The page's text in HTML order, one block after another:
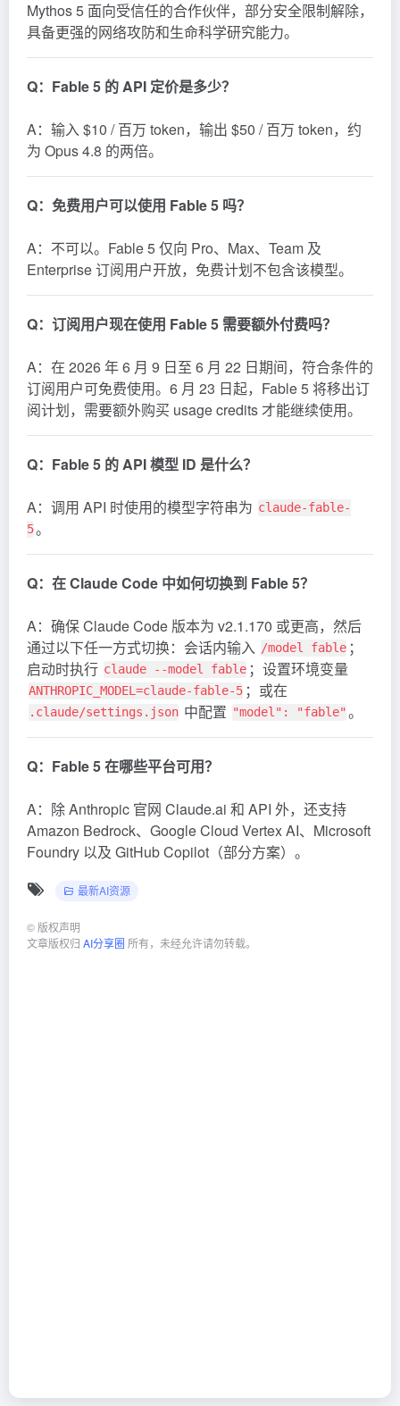
Mythos 5 面向受信任的合作伙伴，部分安全限制解除，
具备更强的网络攻防和生命科学研究能力。
Q：Fable 5 的 API 定价是多少？
A：输入 $10 / 百万 token，输出 $50 / 百万 token，约
为 Opus 4.8 的两倍。
Q：免费用户可以使用 Fable 5 吗？
A：不可以。Fable 5 仅向 Pro、Max、Team 及
Enterprise 订阅用户开放，免费计划不包含该模型。
Q：订阅用户现在使用 Fable 5 需要额外付费吗？
A：在 2026 年 6 月 9 日至 6 月 22 日期间，符合条件的
订阅用户可免费使用。6 月 23 日起，Fable 5 将移出订
阅计划，需要额外购买 usage credits 才能继续使用。
Q：Fable 5 的 API 模型 ID 是什么？
A：调用 API 时使用的模型字符串为 claude-fable-
5。
Q：在 Claude Code 中如何切换到 Fable 5？
A：确保 Claude Code 版本为 v2.1.170 或更高，然后
通过以下任一方式切换：会话内输入 /model fable ；
启动时执行 claude --model fable ；设置环境变量
ANTHROPIC_MODEL=claude-fable-5 ；或在
.claude/settings.json 中配置 "model": "fable" 。
Q：Fable 5 在哪些平台可用？
A：除 Anthropic 官网 Claude.ai 和 API 外，还支持
Amazon Bedrock、Google Cloud Vertex AI、Microsoft
Foundry 以及 GitHub Copilot（部分方案）。
最新AI资源
© 版权声明
文章版权归 AI分享圈 所有，未经允许请勿转载。